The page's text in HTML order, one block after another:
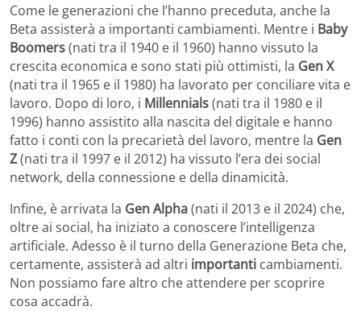
Come le generazioni che l’hanno preceduta, anche la
Beta assisterà a importanti cambiamenti. Mentre i Baby
Boomers(nati tra il 1940 e il 1960) hanno vissuto la
crescita economica e sono stati più ottimisti, la Gen X
(nati tra il 1965 e il 1980) ha lavorato per conciliare vita e
lavoro. Dopo di loro, i Millennials(nati tra il 1980 e il
1996) hanno assistito alla nascita del digitale e hanno
fatto i conti con la precarietà del lavoro, mentre la Gen
Z(nati tra il 1997 e il 2012) ha vissuto l’era dei social
network, della connessione e della dinamicità.
Infine, è arrivata la Gen Alpha(nati il 2013 e il 2024) che,
oltre ai social, ha iniziato a conoscere l’intelligenza
artificiale. Adesso è il turno della Generazione Beta che,
certamente, assisterà ad altri importanti cambiamenti.
Non possiamo fare altro che attendere per scoprire
cosa accadrà.